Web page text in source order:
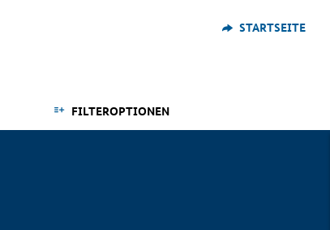
STARTSEITE
FILTEROPTIONEN